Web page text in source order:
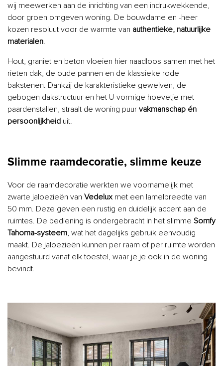
wij meewerken aan de inrichting van een indrukwekkende,
door groen omgeven woning. De bouwdame en -heer
kozen resoluut voor de warmte van authentieke, natuurlijke
materialen.
Hout, graniet en beton vloeien hier naadloos samen met het
rieten dak, de oude pannen en de klassieke rode
bakstenen. Dankzij de karakteristieke gewelven, de
gebogen dakstructuur en het U-vormige hoevetje met
paardenstallen, straalt de woning puur vakmanschap én
persoonlijkheid uit.
Slimme raamdecoratie, slimme keuze
Voor de raamdecoratie werkten we voornamelijk met
zwarte jaloezieën van Vedeluxmet een lamelbreedte van
50 mm. Deze geven een rustig en duidelijk accent aan de
ruimtes. De bediening is ondergebracht in het slimme Somfy
Tahoma-systeem, wat het dagelijks gebruik eenvoudig
maakt. De jaloezieën kunnen per raam of per ruimte worden
aangestuurd vanaf elk toestel, waar je je ook in de woning
bevindt.